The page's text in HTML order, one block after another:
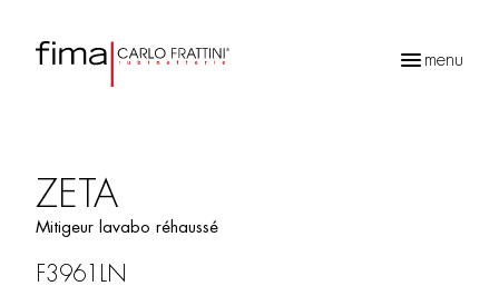
menu
ZETA
Mitigeur lavabo réhaussé
F3961LN